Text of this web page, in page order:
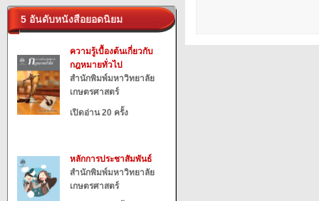
5 อันดับหนังสือยอดนิยม
ความรู้เบื้องต้นเกี่ยวกับ
กฎหมายทั่วไป
สำนักพิมพ์มหาวิทยาลัย
เกษตรศาสตร์
เปิดอ่าน 20 ครั้ง
หลักการประชาสัมพันธ์
สำนักพิมพ์มหาวิทยาลัย
เกษตรศาสตร์